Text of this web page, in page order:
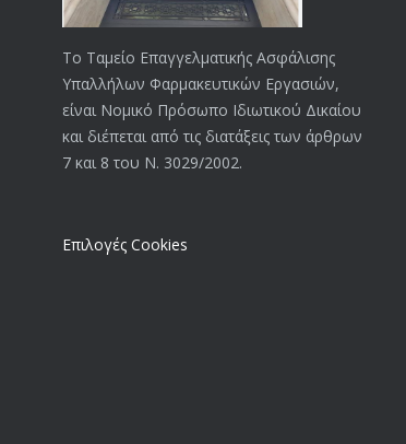
Το Ταμείο Επαγγελματικής Ασφάλισης
Υπαλλήλων Φαρμακευτικών Εργασιών,
είναι Νομικό Πρόσωπο Ιδιωτικού Δικαίου
και διέπεται από τις διατάξεις των άρθρων
7 και 8 του Ν. 3029/2002.
Επιλογές Cookies